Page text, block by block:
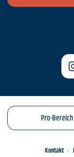
Pro-Bereich
Kontakt